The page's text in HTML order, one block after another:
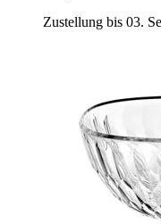
Zustellung bis 03.